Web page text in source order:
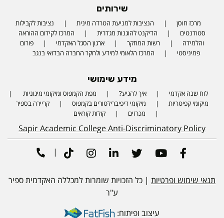
שירותים
מרכז חוסן הנציבות למניעת הטרדה מינית
נציבות לקבילות
סטודנטים
הדיקנט להוגנות מגדרית
המרכז לקידום ההוראה
והלמידה
רשות המחקר ארגון הסגל האקדמי
פורום
פמיניסטי
המרכז הלאומי למידע ולחקר החברה הבדואי בנגב
מידע שימושי
לוח שנה אקדמי איך להגיע?
מפת הקמפוס ומיקומי מיגוניות
מיקומי קפיטריות
מיקומי דיפיברילטורים בקמפוס
קריירה בספיר
מכרזים
קולות קוראים
Sapir Academic College Anti-Discriminatory Policy
עיצוב ופיתוח:
תנאי שימוש ופרטיות | כל הזכויות שומרות למכללה האקדמית ספיר
ע"ר
Facebook
Youtube
Twitter
Linkedin
Instagram
Tiktok
|
Phone number